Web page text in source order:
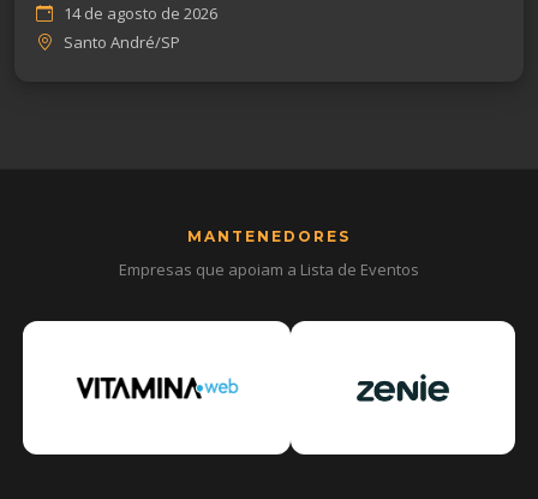
14 de agosto de 2026
Santo André/SP
MANTENEDORES
Empresas que apoiam a Lista de Eventos